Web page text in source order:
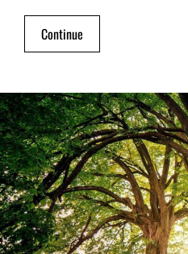
Continue